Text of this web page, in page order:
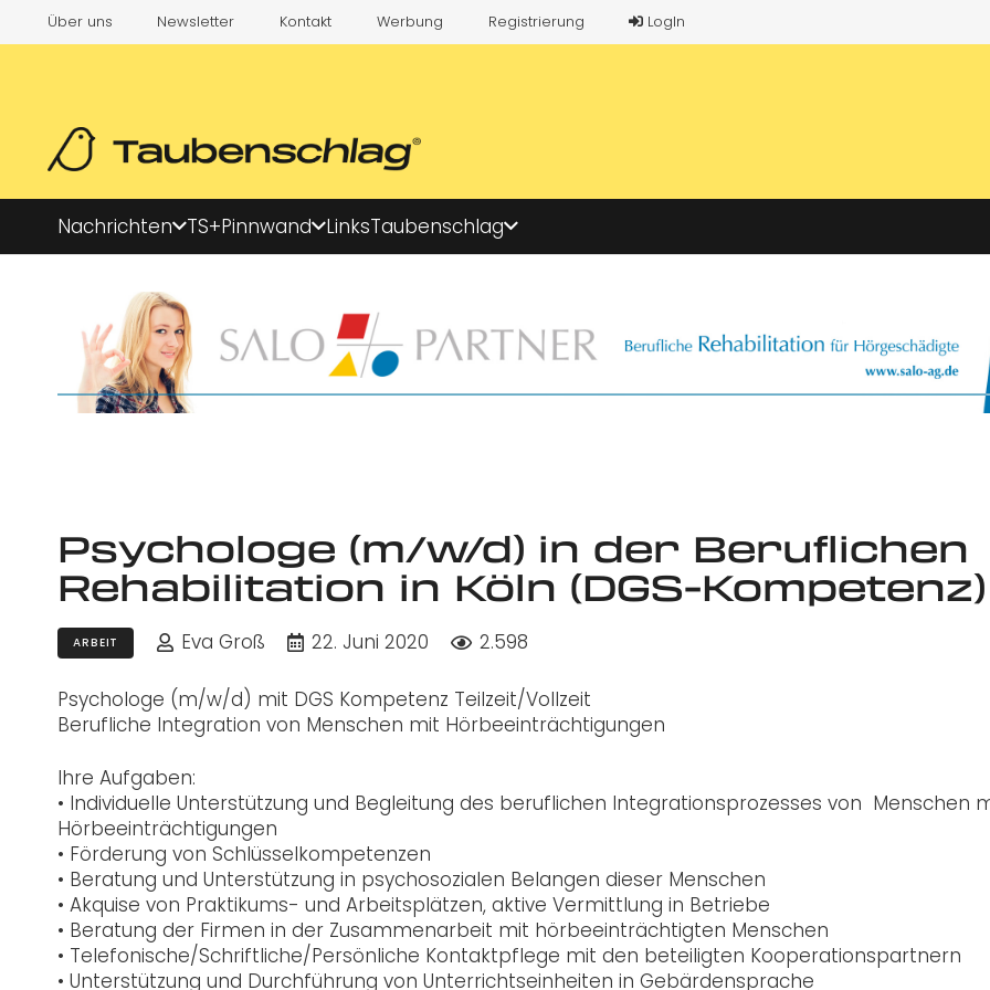
Über uns Newsletter Kontakt Werbung Registrierung LogIn
Nachrichten TS+Pinnwand LinksTaubenschlag
Psychologe (m/w/d) in der Beruflichen
Rehabilitation in Köln (DGS-Kompetenz)
ARBEIT Eva Groß 22. Juni 2020 2.598
Psychologe (m/w/d) mit DGS Kompetenz Teilzeit/Vollzeit
Berufliche Integration von Menschen mit Hörbeeinträchtigungen
Ihre Aufgaben:
• Individuelle Unterstützung und Begleitung des beruflichen Integrationsprozesses von Menschen
Hörbeeinträchtigungen
• Förderung von Schlüsselkompetenzen
• Beratung und Unterstützung in psychosozialen Belangen dieser Menschen
• Akquise von Praktikums- und Arbeitsplätzen, aktive Vermittlung in Betriebe
• Beratung der Firmen in der Zusammenarbeit mit hörbeeinträchtigten Menschen
• Telefonische/Schriftliche/Persönliche Kontaktpflege mit den beteiligten Kooperationspartnern
• Unterstützung und Durchführung von Unterrichtseinheiten in Gebärdensprache